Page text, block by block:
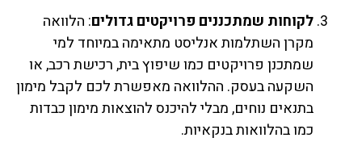
לקוחות שמתכננים פרויקטים גדולים: הלוואה
מקרן השתלמות אנליסט מתאימה במיוחד למי
שמתכנן פרויקטים כמו שיפוץ בית, רכישת רכב, או
השקעה בעסק. ההלוואה מאפשרת לכם לקבל מימון
בתנאים נוחים, מבלי להיכנס להוצאות מימון כבדות
כמו בהלוואות בנקאיות.